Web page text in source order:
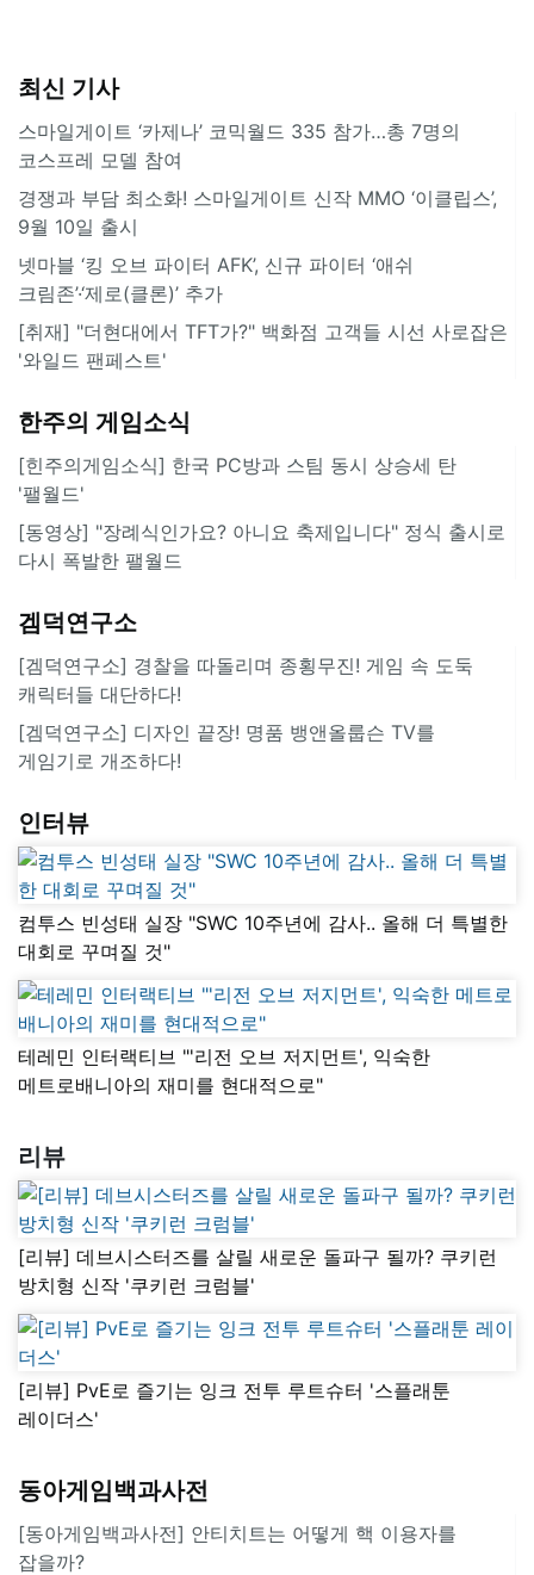
최신 기사
스마일게이트 ‘카제나’ 코믹월드 335 참가…총 7명의
코스프레 모델 참여
경쟁과 부담 최소화! 스마일게이트 신작 MMO ‘이클립스’,
9월 10일 출시
넷마블 ‘킹 오브 파이터 AFK’, 신규 파이터 ‘애쉬
크림존’·‘제로(클론)’ 추가
[취재] "더현대에서 TFT가?" 백화점 고객들 시선 사로잡은
'와일드 팬페스트'
한주의 게임소식
[힌주의게임소식] 한국 PC방과 스팀 동시 상승세 탄
'팰월드'
[동영상] "장례식인가요? 아니요 축제입니다" 정식 출시로
다시 폭발한 팰월드
겜덕연구소
[겜덕연구소] 경찰을 따돌리며 종횡무진! 게임 속 도둑
캐릭터들 대단하다!
[겜덕연구소] 디자인 끝장! 명품 뱅앤올룹슨 TV를
게임기로 개조하다!
인터뷰
컴투스 빈성태 실장 "SWC 10주년에 감사.. 올해 더 특별한
대회로 꾸며질 것"
테레민 인터랙티브 "'리전 오브 저지먼트', 익숙한
메트로배니아의 재미를 현대적으로"
리뷰
[리뷰] 데브시스터즈를 살릴 새로운 돌파구 될까? 쿠키런
방치형 신작 '쿠키런 크럼블'
[리뷰] PvE로 즐기는 잉크 전투 루트슈터 '스플래툰
레이더스'
동아게임백과사전
[동아게임백과사전] 안티치트는 어떻게 핵 이용자를
잡을까?